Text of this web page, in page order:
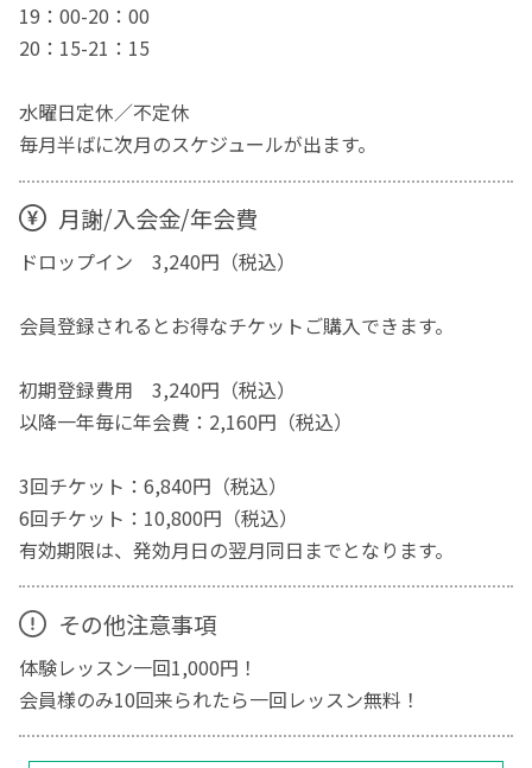
19：00-20：00
20：15-21：15
水曜日定休／不定休
毎月半ばに次月のスケジュールが出ます。
月謝/入会金/年会費
ドロップイン 3,240円（税込）
会員登録されるとお得なチケットご購入できます。
初期登録費用 3,240円（税込）
以降一年毎に年会費：2,160円（税込）
3回チケット：6,840円（税込）
6回チケット：10,800円（税込）
有効期限は、発効月日の翌月同日までとなります。
その他注意事項
体験レッスン一回1,000円！
会員様のみ10回来られたら一回レッスン無料！